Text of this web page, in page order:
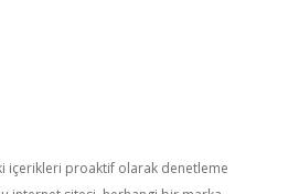
içerikleri proaktif olarak denetleme